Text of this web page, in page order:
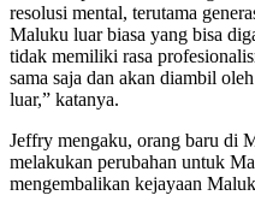
resolusi mental, terutama
Maluku luar biasa yang bisa
tidak memiliki rasa
sama saja dan akan diambil
luar,” katanya.
Jeffry mengaku, orang baru di
melakukan perubahan untuk
mengembalikan kejayaan